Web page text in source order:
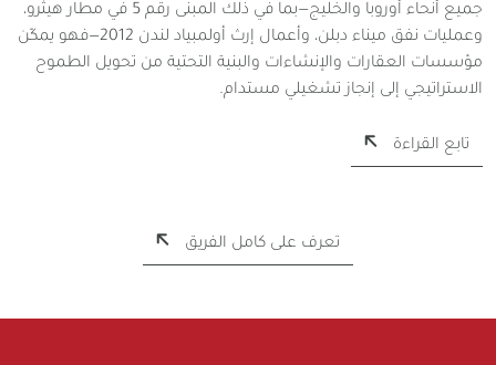
جميع أنحاء أوروبا والخليج—بما في ذلك المبنى رقم 5 في مطار هيثرو،
وعمليات نفق ميناء دبلن، وأعمال إرث أولمبياد لندن 2012—فهو يمكّن
مؤسسات العقارات والإنشاءات والبنية التحتية من تحويل الطموح
الاستراتيجي إلى إنجاز تشغيلي مستدام.
تابع القراءة
تعرف على كامل الفريق